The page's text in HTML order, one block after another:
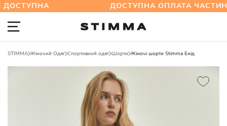
ДОСТУПНА ОПЛАТА
STIMMA Жіночий Одяг Спортивний одяг Шорти Жіночі шорти Stimma Енід